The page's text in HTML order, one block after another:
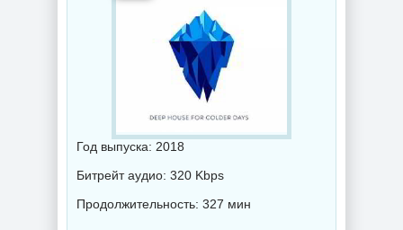
Год выпуска: 2018
Битрейт аудио: 320 Kbps
Продолжительность: 327 мин